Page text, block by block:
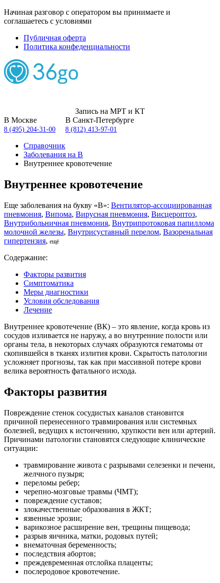
Начиная разговор с оператором вы принимаете и
соглашаетесь с условиями
Публичная оферта
Политика конфеденциальности
Запись на МРТ и КТ
В Москве
8 (495) 204-31-00
В Санкт-Петербурге
8 (812) 413-97-01
Справочник
Заболевания на В
Внутреннее кровотечение
Внутреннее кровотечение
Еще заболевания на букву «В»: Вентилятор-ассоциированная
пневмония, Випома, Вирусная пневмония, Висцероптоз,
Внутрибольничная пневмония, Внутрипротоковая папиллома
молочной железы, Внутрисуставный перелом, Вазоренальная
гипертензия, ещё
Содержание:
Факторы развития
Симптоматика
Меры диагностики
Условия обследования
Лечение
Внутреннее кровотечение (ВК) – это явление, когда кровь из
сосудов изливается не наружу, а во внутренние полости или
органы тела, в некоторых случаях образуются гематомы от
скопившейся в тканях излития крови. Скрытость патологии
усложняет прогнозы, так как при массивной потере крови
велика вероятность фатального исхода.
Факторы развития
Повреждение стенок сосудистых каналов становится
причиной перенесенного травмирования или системных
болезней, ведущих к истончению, хрупкости вен или артерий.
Причинами патологии становятся следующие клинические
ситуации:
травмирование живота с разрывами селезенки и печени,
желчного пузыря;
переломы ребер;
черепно-мозговые травмы (ЧМТ);
повреждение суставов;
злокачественные образования в ЖКТ;
язвенные эрозии;
варикозное расширение вен, трещины пищевода;
разрыв яичника, матки, родовых путей;
внематочная беременность;
последствия абортов;
преждевременная отслойка плаценты;
послеродовое кровотечение.